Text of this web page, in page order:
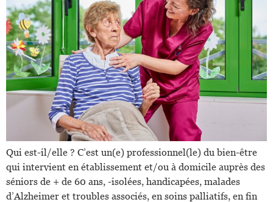
Qui est-il/elle ? C’est un(e) professionnel(le) du bien-être
qui intervient en établissement et/ou à domicile auprès des
séniors de + de 60 ans, -isolées, handicapées, malades
d’Alzheimer et troubles associés, en soins palliatifs, en fin